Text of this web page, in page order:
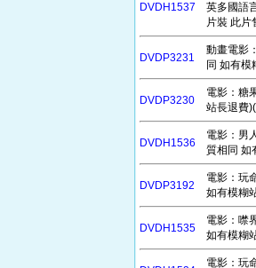
DVDH1537
英多國語
片裝 此片
DVDP3231
動畫電影
同 如有
DVDP3230
電影：糖
站長退費
DVDH1536
電影：男
質相同 如
DVDP3192
電影：玩
如有模糊
DVDH1535
電影：噤
如有模糊
電影：玩